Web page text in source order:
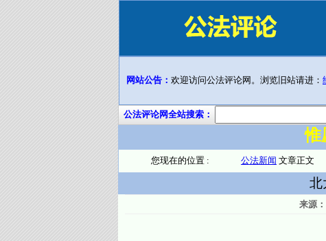
网站公告： 欢迎访问公法评论网。浏览旧站请进：
公法评论网全站搜索：
惟
您现在的位置 : 公法新闻 文章正文
北
来源：